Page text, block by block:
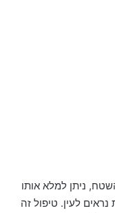
ניתן למלא אותו
לעין. טיפול זה